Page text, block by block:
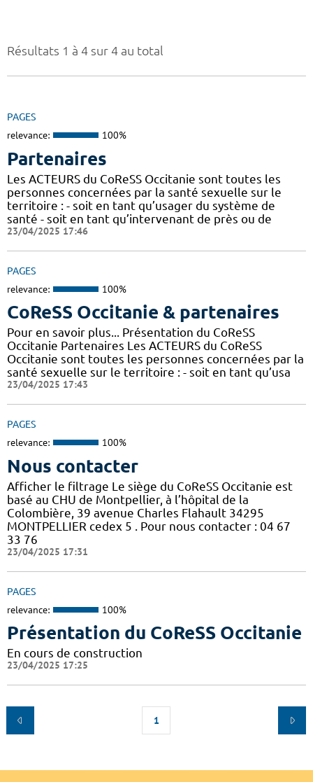
Résultats 1 à 4 sur 4 au total
PAGES
relevance: 100%
Partenaires
Les ACTEURS du CoReSS Occitanie sont toutes les
personnes concernées par la santé sexuelle sur le
territoire : - soit en tant qu’usager du système de
santé - soit en tant qu’intervenant de près ou de
23/04/2025 17:46
PAGES
relevance: 100%
CoReSS Occitanie & partenaires
Pour en savoir plus... Présentation du CoReSS
Occitanie Partenaires Les ACTEURS du CoReSS
Occitanie sont toutes les personnes concernées par la
santé sexuelle sur le territoire : - soit en tant qu’usa
23/04/2025 17:43
PAGES
relevance: 100%
Nous contacter
Afficher le filtrage Le siège du CoReSS Occitanie est
basé au CHU de Montpellier, à l’hôpital de la
Colombière, 39 avenue Charles Flahault 34295
MONTPELLIER cedex 5 . Pour nous contacter : 04 67
33 76
23/04/2025 17:31
PAGES
relevance: 100%
Présentation du CoReSS Occitanie
En cours de construction
23/04/2025 17:25
1